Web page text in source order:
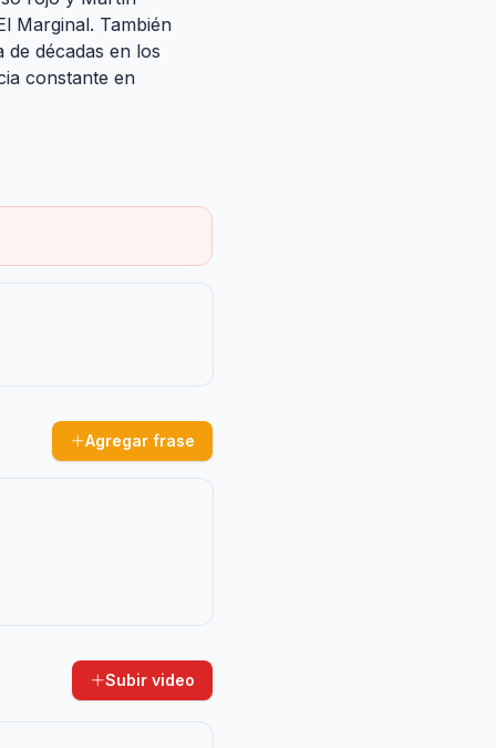
Marginal. También
décadas en los
constante en
Agregar frase
Subir video